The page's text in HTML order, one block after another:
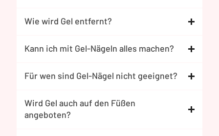
Wie wird Gel entfernt?
Kann ich mit Gel-Nägeln alles machen?
Für wen sind Gel-Nägel nicht geeignet?
Wird Gel auch auf den Füßen
angeboten?